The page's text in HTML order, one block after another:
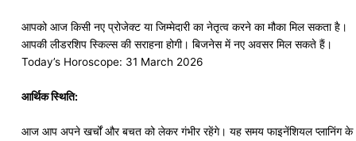
आपको आज किसी नए प्रोजेक्ट या जिम्मेदारी का नेतृत्व करने का मौका मिल सकता है।
आपकी लीडरशिप स्किल्स की सराहना होगी। बिजनेस में नए अवसर मिल सकते हैं।
Today’s Horoscope: 31 March 2026
आर्थिक स्थिति:
आज आप अपने खर्चों और बचत को लेकर गंभीर रहेंगे। यह समय फाइनेंशियल प्लानिंग के